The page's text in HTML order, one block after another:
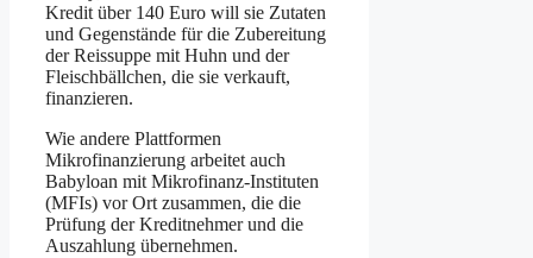
Kredit über 140 Euro will sie Zutaten
und Gegenstände für die Zubereitung
der Reissuppe mit Huhn und der
Fleischbällchen, die sie verkauft,
finanzieren.
Wie andere Plattformen
Mikrofinanzierung arbeitet auch
Babyloan mit Mikrofinanz-Instituten
(MFIs) vor Ort zusammen, die die
Prüfung der Kreditnehmer und die
Auszahlung übernehmen.